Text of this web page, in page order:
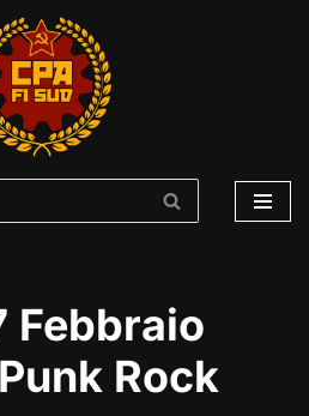
Febbraio
Rock